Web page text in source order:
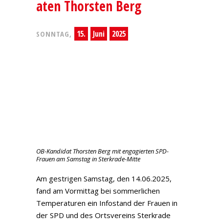
aten Thorsten Berg
SONNTAG, 15. Juni 2025
OB-Kandidat Thorsten Berg mit engagierten SPD-
Frauen am Samstag in Sterkrade-Mitte
Am gestrigen Samstag, den 14.06.2025,
fand am Vormittag bei sommerlichen
Temperaturen ein Infostand der Frauen in
der SPD und des Ortsvereins Sterkrade